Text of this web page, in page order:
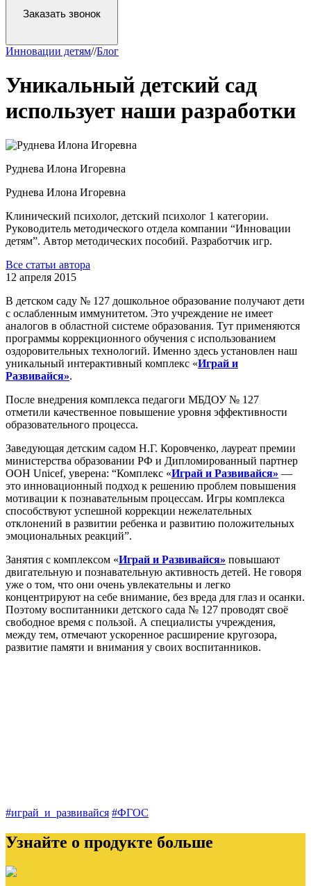
Заказать звонок
Инновации детям//Блог
Уникальный детский сад
использует наши разработки
Руднева Илона Игоревна
Руднева Илона Игоревна
Клинический психолог, детский психолог 1 категории.
Руководитель методического отдела компании “Инновации
детям”. Автор методических пособий. Разработчик игр.
Все статьи автора
12 апреля 2015
В детском саду № 127 дошкольное образование получают дети
с ослабленным иммунитетом. Это учреждение не имеет
аналогов в областной системе образования. Тут применяются
программы коррекционного обучения с использованием
оздоровительных технологий. Именно здесь установлен наш
уникальный интерактивный комплекс «Играй и
Развивайся».
После внедрения комплекса педагоги МБДОУ № 127
отметили качественное повышение уровня эффективности
образовательного процесса.
Заведующая детским садом Н.Г. Коровченко, лауреат премии
министерства образовании РФ и Дипломированный партнер
ООН Unicef, уверена: “Комплекс «Играй и Развивайся» —
это инновационный подход к решению проблем повышения
мотивации к познавательным процессам. Игры комплекса
способствуют успешной коррекции нежелательных
отклонений в развитии ребенка и развитию положительных
эмоциональных реакций”.
Занятия с комплексом «Играй и Развивайся» повышают
двигательную и познавательную активность детей. Не говоря
уже о том, что они очень увлекательны и легко
концентрируют на себе внимание, без вреда для глаз и осанки.
Поэтому воспитанники детского сада № 127 проводят своё
свободное время с пользой. А специалисты учреждения,
между тем, отмечают ускоренное расширение кругозора,
развитие памяти и внимания у своих воспитанников.
#играй_и_развивайся #ФГОС
Узнайте о продукте больше